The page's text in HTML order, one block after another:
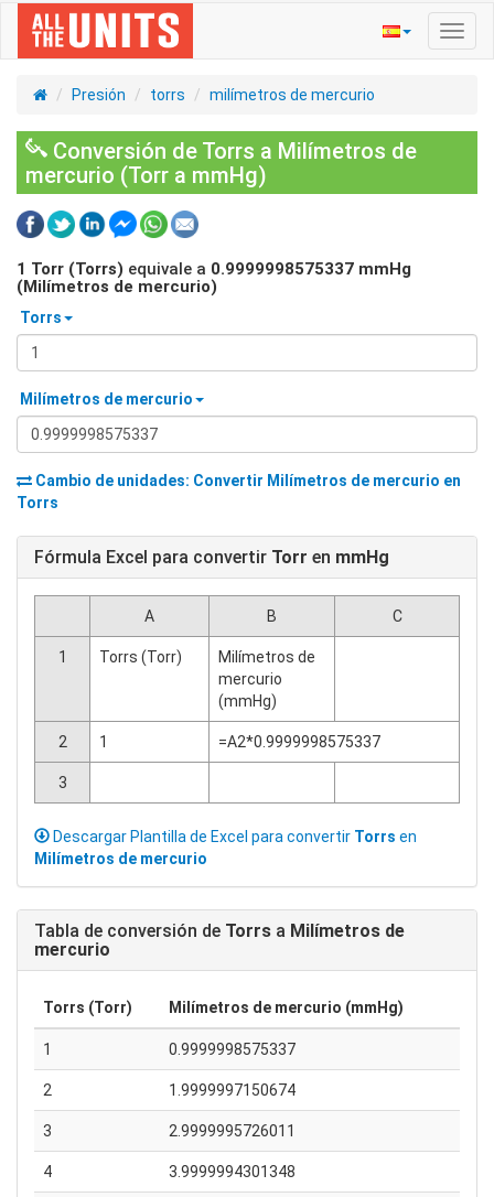
Presión torrs milímetros de mercurio
Conversión de Torrs a Milímetros de
mercurio (Torr a mmHg)
1 Torr (Torrs) equivale a 0.9999998575337 mmHg
(Milímetros de mercurio)
Torrs
Milímetros de mercurio
Cambio de unidades: Convertir Milímetros de mercurio en
Torrs
Fórmula Excel para convertir Torr en mmHg
A B C
1 Torrs (Torr)
Milímetros de
mercurio
(mmHg)
2 1 =A2*0.9999998575337
3
Descargar Plantilla de Excel para convertir Torrs en
Milímetros de mercurio
Tabla de conversión de Torrs a Milímetros de
mercurio
Torrs (Torr) Milímetros de mercurio (mmHg)
1 0.9999998575337
2 1.9999997150674
3 2.9999995726011
4 3.9999994301348